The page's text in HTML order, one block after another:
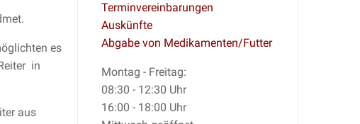
es
in
aus
Terminvereinbarungen
Auskünfte
Abgabe von Medikamenten/Futter
Montag - Freitag:
08:30 - 12:30 Uhr
16:00 - 18:00 Uhr